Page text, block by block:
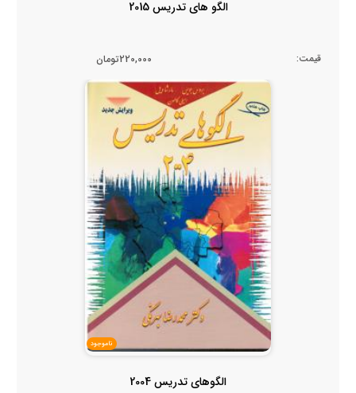
الگو های تدریس 2015
قیمت: 220,000تومان
ناموجود
الگوهای تدریس 2004